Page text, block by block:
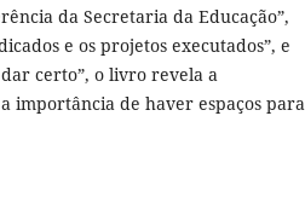
da Secretaria da Educação”,
e os projetos executados”, e
certo”, o livro revela a
importância de haver espaços para